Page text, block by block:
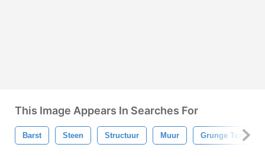
This Image Appears In Searches For
Barst Steen Structuur Muur Grunge Textuur